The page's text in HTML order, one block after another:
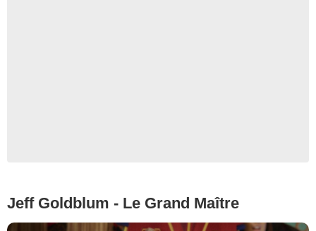
Jeff Goldblum - Le Grand Maître